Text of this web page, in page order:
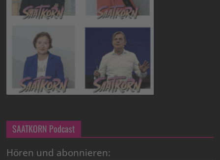
SAATKORN Podcast
Hören und abonnieren: